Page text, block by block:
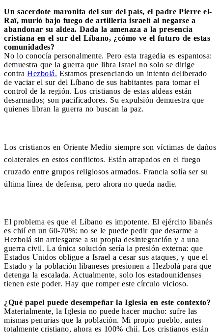
Un sacerdote maronita del sur del país, el padre Pierre el-
Raï, murió bajo fuego de artillería israelí al negarse a
abandonar su aldea. Dada la amenaza a la presencia
cristiana en el sur del Líbano, ¿cómo ve el futuro de estas
comunidades?
No lo conocía personalmente. Pero esta tragedia es espantosa:
demuestra que la guerra que libra Israel no solo se dirige
contra Hezbolá. Estamos presenciando un intento deliberado
de vaciar el sur del Líbano de sus habitantes para tomar el
control de la región. Los cristianos de estas aldeas están
desarmados; son pacificadores. Su expulsión demuestra que
quienes libran la guerra no buscan la paz.
Los cristianos en Oriente Medio siempre son víctimas de daños
colaterales en estos conflictos. Están atrapados en el fuego
cruzado entre grupos religiosos armados. Francia solía ser su
última línea de defensa, pero ahora no queda nadie.
El problema es que el Líbano es impotente. El ejército libanés
es chií en un 60-70%: no se le puede pedir que desarme a
Hezbolá sin arriesgarse a su propia desintegración y a una
guerra civil. La única solución sería la presión externa: que
Estados Unidos obligue a Israel a cesar sus ataques, y que el
Estado y la población libaneses presionen a Hezbolá para que
detenga la escalada. Actualmente, solo los estadounidenses
tienen este poder. Hay que romper este círculo vicioso.
¿Qué papel puede desempeñar la Iglesia en este contexto?
Materialmente, la Iglesia no puede hacer mucho: sufre las
mismas penurias que la población. Mi propio pueblo, antes
totalmente cristiano, ahora es 100% chií. Los cristianos están